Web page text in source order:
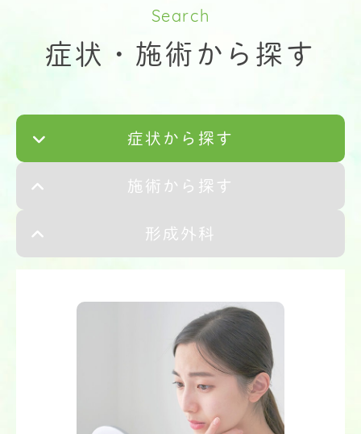
Search
症状・施術から探す
症状から探す
施術から探す
形成外科